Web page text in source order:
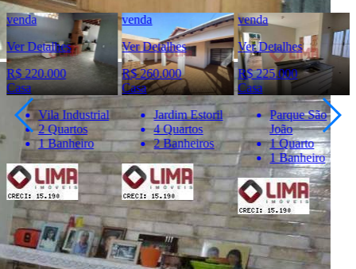
venda
Ver Detalhes
R$ 220.000
Casa
Vila Industrial
2 Quartos
1 Banheiro
venda
Ver Detalhes
R$ 260.000
Casa
Jardim Estoril
4 Quartos
2 Banheiros
venda
Ver Detalhes
R$ 225.000
Casa
Parque São
João
1 Quarto
1 Banheiro
Importante